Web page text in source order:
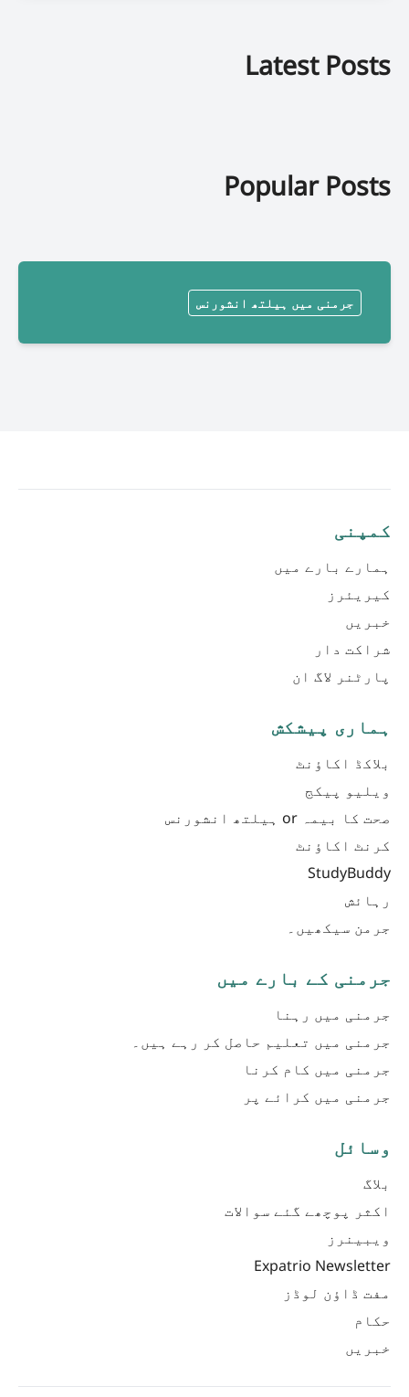
Latest Posts
Popular Posts
جرمنی میں ہیلتھ انشورنس
کمپنی
ہمارے بارے میں
کیریئرز
خبریں
شراکت دار
پارٹنر لاگ ان
ہماری پیشکش
بلاکڈ اکاؤنٹ
ویلیو پیکج
صحت کا بیمہ or ہیلتھ انشورنس
کرنٹ اکاؤنٹ
StudyBuddy
رہائش
جرمن سیکھیں۔
جرمنی کے بارے میں
جرمنی میں رہنا
جرمنی میں تعلیم حاصل کر رہے ہیں۔
جرمنی میں کام کرنا
جرمنی میں کرائے پر
وسائل
بلاگ
اکثر پوچھے گئے سوالات
ویبینرز
Expatrio Newsletter
مفت ڈاؤن لوڈز
حکام
خبریں